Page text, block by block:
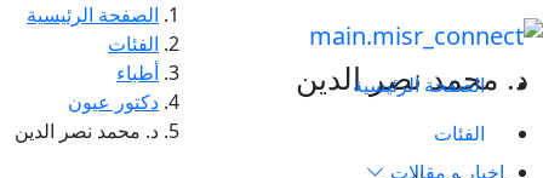
الصفحة الرئيسية
الفئات
اخبار و مقالات
د. محمد نصر الدين
الصفحة الرئيسية
الفئات
أطباء
دكتور عيون
د. محمد نصر الدين